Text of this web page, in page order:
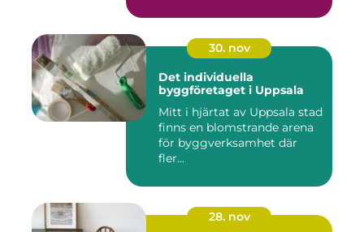
30. nov
Det individuella
byggföretaget i Uppsala
Mitt i hjärtat av Uppsala stad
finns en blomstrande arena
för byggverksamhet där
fler...
28. nov